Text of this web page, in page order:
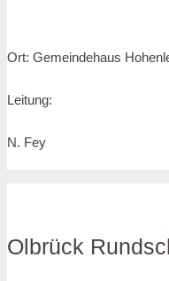
Ort: Gemeindehaus
Leitung:
N. Fey
Olbrück